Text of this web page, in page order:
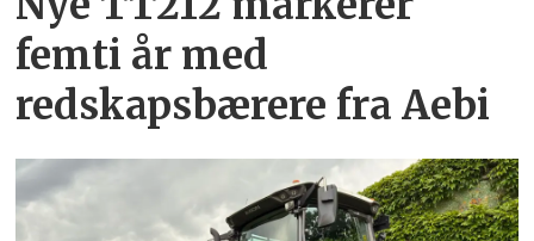
femti år­ med
redskapsbærere fra Aebi